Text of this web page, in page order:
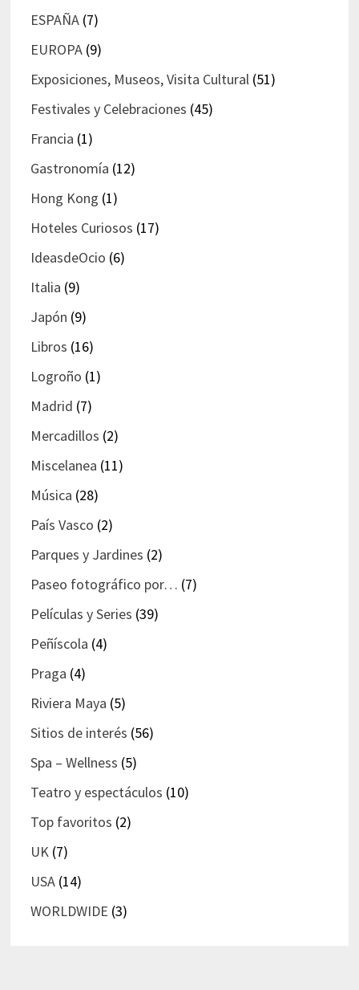
ESPAÑA(7)
EUROPA(9)
Exposiciones, Museos, Visita Cultural(51)
Festivales y Celebraciones (45)
Francia (1)
Gastronomía (12)
Hong Kong (1)
Hoteles Curiosos (17)
IdeasdeOcio (6)
Italia (9)
Japón (9)
Libros (16)
Logroño (1)
Madrid (7)
Mercadillos (2)
Miscelanea (11)
Música (28)
País Vasco (2)
Parques y Jardines (2)
Paseo fotográfico por… (7)
Películas y Series (39)
Peñíscola (4)
Praga (4)
Riviera Maya (5)
Sitios de interés (56)
Spa – Wellness (5)
Teatro y espectáculos (10)
Top favoritos (2)
UK(7)
USA(14)
WORLDWIDE (3)